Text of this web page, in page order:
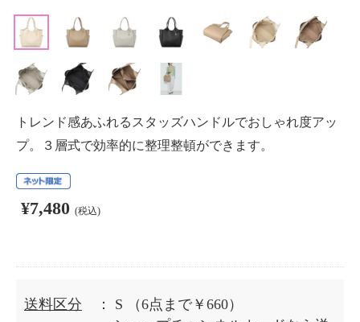
トレンド感あふれるスタッズハンドルでおしゃれ度アッ
プ。３層式で効率的に整理整頓ができます。
¥7,480 (税込)
送料区分 ： S
（6点まで￥660）